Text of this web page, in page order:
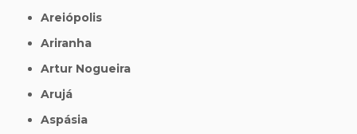
Areiópolis
Ariranha
Artur Nogueira
Arujá
Aspásia